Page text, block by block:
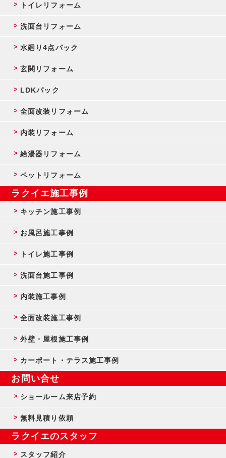
トイレリフォーム
洗面台リフォーム
水廻り4点パック
玄関リフォーム
LDKパック
全面改装リフォーム
内装リフォーム
給湯器リフォーム
ペットリフォーム
ラクイエ施工事例
キッチン施工事例
お風呂施工事例
トイレ施工事例
洗面台施工事例
内装施工事例
全面改装施工事例
外壁・屋根施工事例
カーポート・テラス施工事例
お問い合せ
ショールーム来店予約
無料見積り依頼
ラクイエのスタッフ
スタッフ紹介